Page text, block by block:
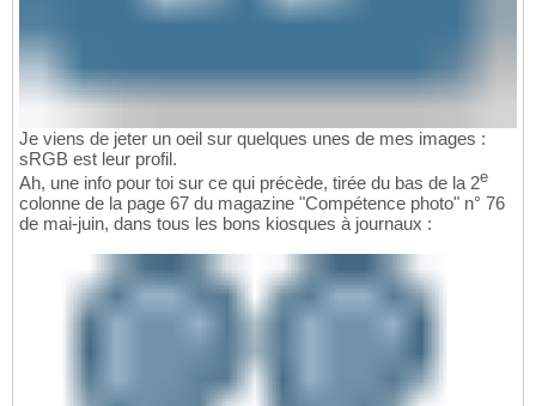
Je viens de jeter un oeil sur quelques unes de mes images :
sRGB est leur profil.
Ah, une info pour toi sur ce qui précède, tirée du bas de la 2e
colonne de la page 67 du magazine "Compétence photo" n° 76
de mai-juin, dans tous les bons kiosques à journaux :